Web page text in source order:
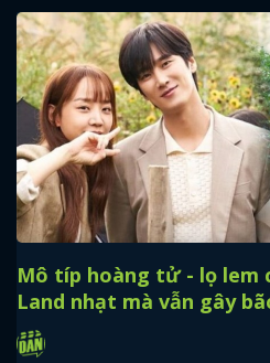
Mô típ hoàng tử - lọ lem
Land nhạt mà vẫn gây